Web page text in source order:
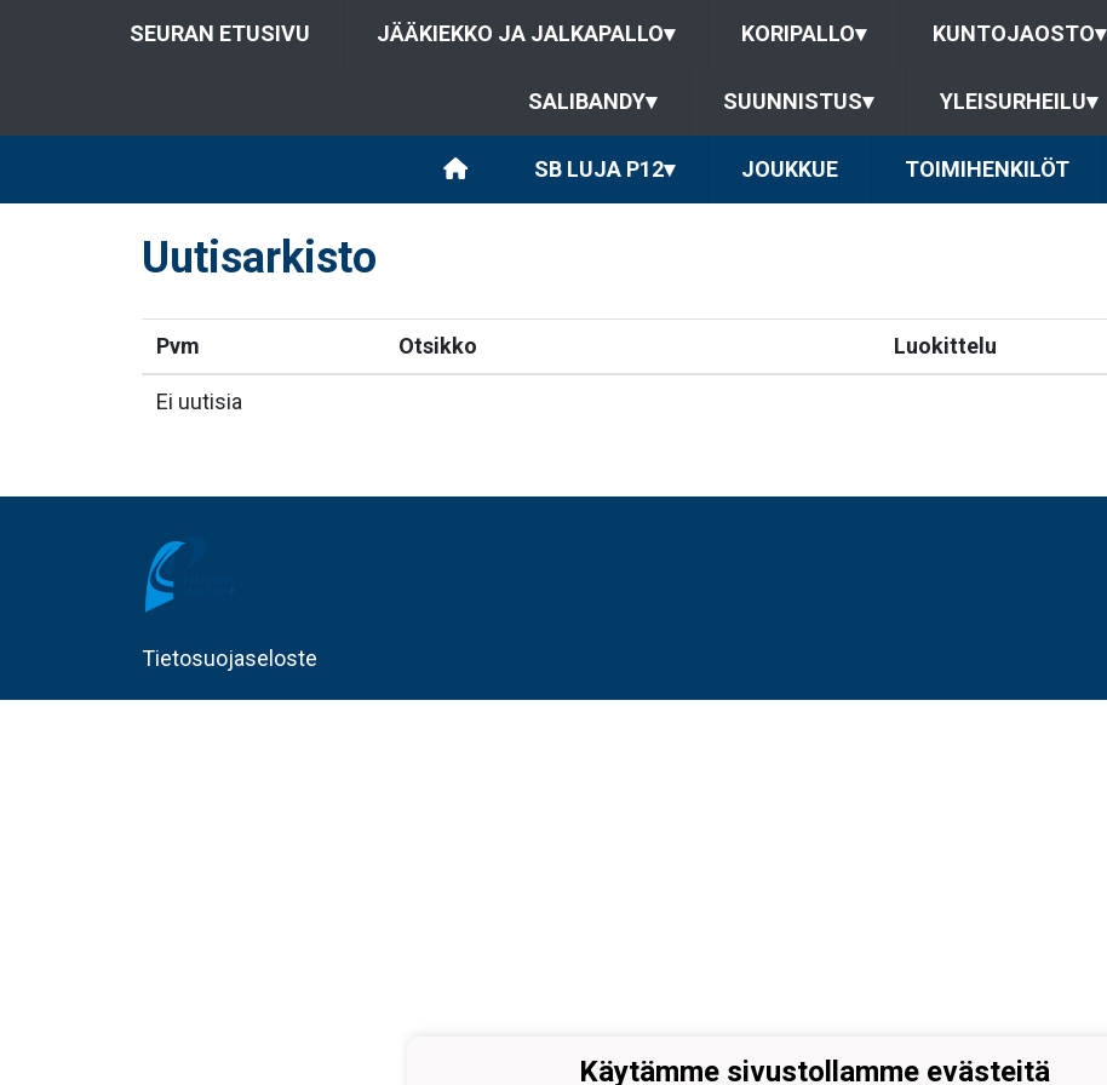
SEURAN ETUSIVU JÄÄKIEKKO JA JALKAPALLO▾ KORIPALLO▾ KUNTOJAOSTO▾
SALIBANDY▾ SUUNNISTUS▾ YLEISURHEILU▾
SB LUJA P12▾ JOUKKUE TOIMIHENKILÖT
Uutisarkisto
Pvm Otsikko Luokittelu
Ei uutisia
Tietosuojaseloste
Käytämme sivustollamme evästeitä